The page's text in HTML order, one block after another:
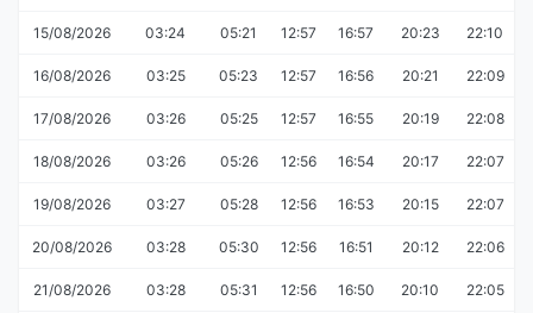
15/08/2026 03:24 05:21 12:57 16:57 20:23 22:10
16/08/2026 03:25 05:23 12:57 16:56 20:21 22:09
17/08/2026 03:26 05:25 12:57 16:55 20:19 22:08
18/08/2026 03:26 05:26 12:56 16:54 20:17 22:07
19/08/2026 03:27 05:28 12:56 16:53 20:15 22:07
20/08/2026 03:28 05:30 12:56 16:51 20:12 22:06
21/08/2026 03:28 05:31 12:56 16:50 20:10 22:05